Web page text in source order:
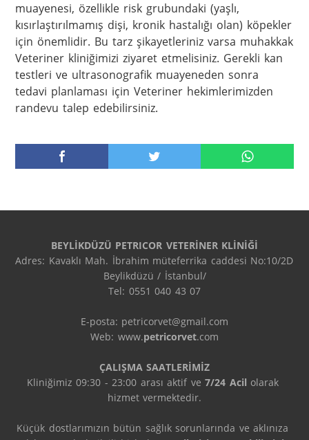
muayenesi, özellikle risk grubundaki (yaşlı,
kısırlaştırılmamış dişi, kronik hastalığı olan) köpekler
için önemlidir. Bu tarz şikayetleriniz varsa muhakkak
Veteriner kliniğimizi ziyaret etmelisiniz. Gerekli kan
testleri ve ultrasonografik muayeneden sonra
tedavi planlaması için Veteriner hekimlerimizden
randevu talep edebilirsiniz.
BEYLİKDÜZÜ PETRICOR VETERİNER KLİNİĞİ
Adres: Kavaklı Mah. İbrahim müteferrika caddesi No:10/2D
Beylikdüzü / İstanbul/
Tel: 0551 040 43 07
E-posta: petricorvet@gmail.com
Web: www.petricorvet.com
ÇALIŞMA SAATLERİMİZ
Kliniğimiz 09:30 - 23:00 arası aktif ve 7/24 Acil olarak
hizmet vermektedir.
Küçük dostlarımızın bütün sağlık sorunlarında ve aklınıza